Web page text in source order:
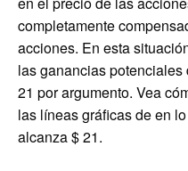
completamente
acciones. En esta
las ganancias
21 por argumento. Vea
las líneas gráficas de en
alcanza $ 21.